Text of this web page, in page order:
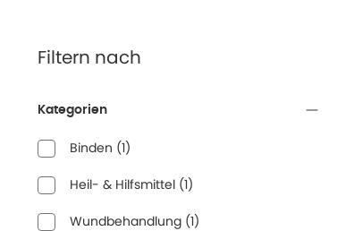
Filtern nach
Kategorien
Binden (1)
Heil- & Hilfsmittel (1)
Wundbehandlung (1)